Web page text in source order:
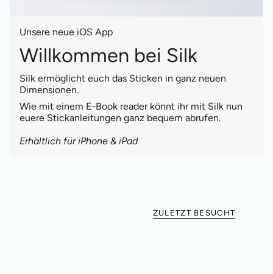
Unsere neue iOS App
Willkommen bei Silk
Silk ermöglicht euch das Sticken in ganz neuen
Dimensionen.
Wie mit einem E-Book reader könnt ihr mit Silk nun
euere Stickanleitungen ganz bequem abrufen.
Erhältlich für iPhone & iPad
ZULETZT BESUCHT